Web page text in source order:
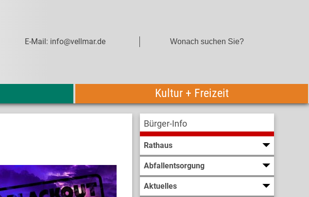
E-Mail: info@vellmar.de
Kultur + Freizeit
Bürger-Info
Rathaus
Abfallentsorgung
Aktuelles